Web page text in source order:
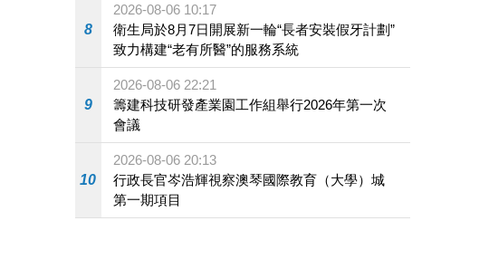
8
2026-08-06 10:17
衛生局於8月7日開展新一輪“長者安裝假牙計劃”
致力構建“老有所醫”的服務系統
9
2026-08-06 22:21
籌建科技研發產業園工作組舉行2026年第一次
會議
10
2026-08-06 20:13
行政長官岑浩輝視察澳琴國際教育（大學）城
第一期項目